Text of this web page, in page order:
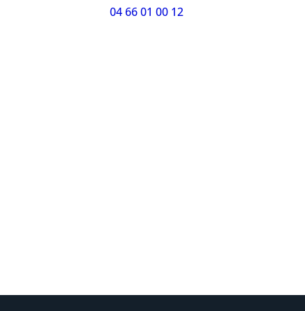
04 66 01 00 12